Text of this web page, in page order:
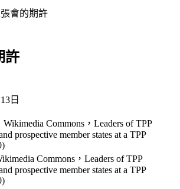
會的期許
許
日
Commons，Leaders of TPP
prospective member states at a TPP